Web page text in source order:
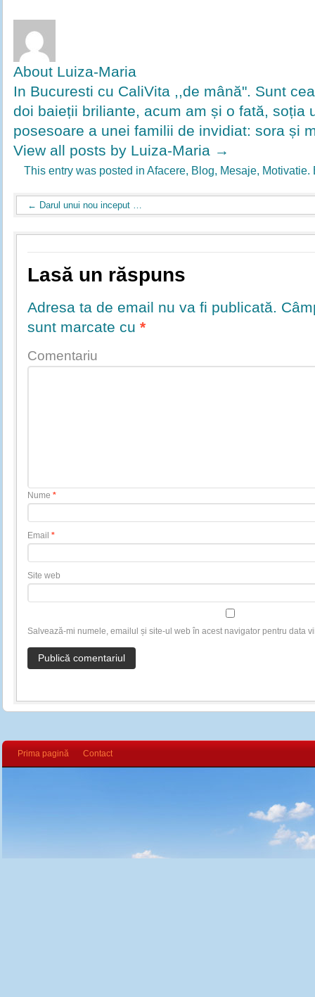
About Luiza-Maria
In Bucuresti cu CaliVita ,,de mână". Sunt
doi baieții briliante, acum am și o fată, soția
posesoare a unei familii de invidiat: sora și
View all posts by Luiza-Maria →
This entry was posted in Afacere, Blog, Mesaje, Motivatie.
← Darul unui nou inceput …
Lasă un răspuns
Adresa ta de email nu va fi publicată.
sunt marcate cu *
Comentariu
Nume *
Email *
Site web
Salvează-mi numele, emailul și site-ul web în acest navigator pentru data
Prima pagină Contact